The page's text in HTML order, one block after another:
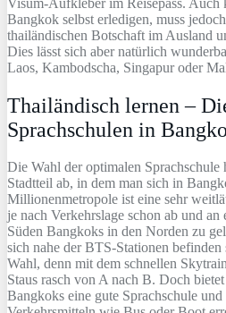
Bangkok selbst erledigen, muss
thailändischen Botschaft im Ausland
Dies lässt sich aber natürlich
Laos, Kambodscha, Singapur oder
Thailändisch lernen –
Sprachschulen in
Die Wahl der optimalen
Stadtteil ab, in dem man sich in
Millionenmetropole ist eine sehr
je nach Verkehrslage schon ab und
Süden Bangkoks in den Norden zu
sich nahe der BTS-Stationen
Wahl, denn mit dem schnellen
Staus rasch von A nach B. Doch
Bangkoks eine gute Sprachschule